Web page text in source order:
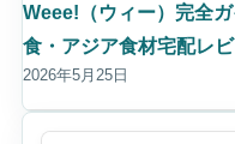
Weee!（ウィー）完全
食・アジア食材宅配レ
2026年5月25日